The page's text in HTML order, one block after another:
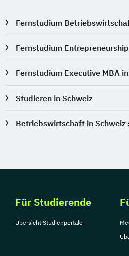
Fernstudium
Fernstudium
Fernstudium Executive MBA
Studieren in Schweiz
Betriebswirtschaft in Schweiz
Für Studierende
Übersicht Studienportale